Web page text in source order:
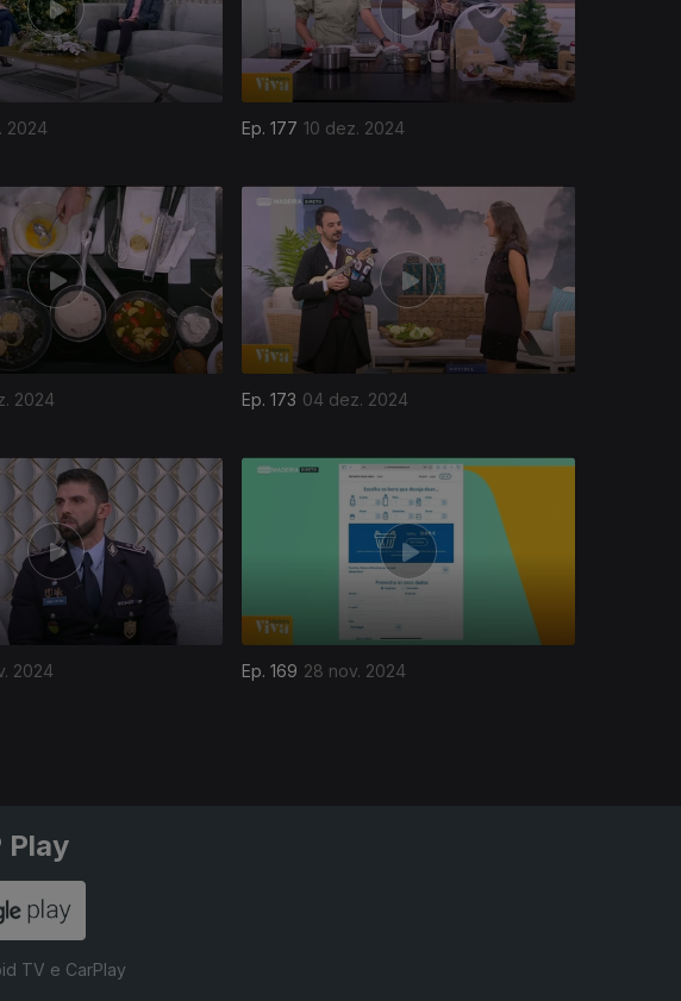
2024 Ep. 177 10 dez. 2024
2024 Ep. 173 04 dez. 2024
2024 Ep. 169 28 nov. 2024
Play
TV e CarPlay